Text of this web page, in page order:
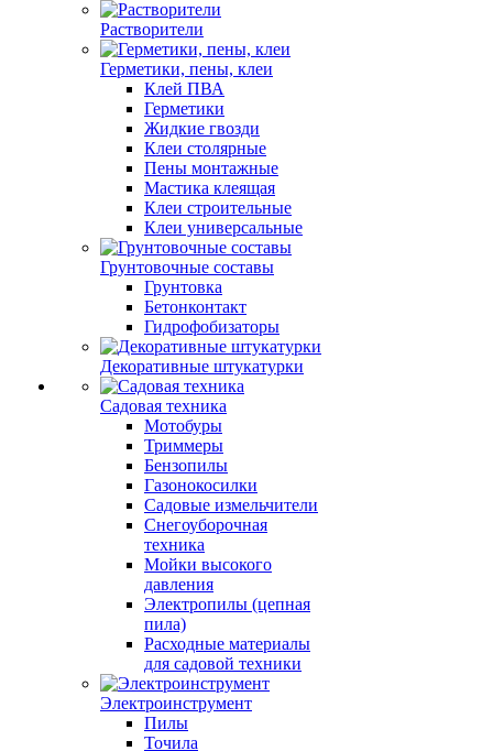
Растворители
Герметики, пены, клеи
Клей ПВА
Герметики
Жидкие гвозди
Клеи столярные
Пены монтажные
Мастика клеящая
Клеи строительные
Клеи универсальные
Грунтовочные составы
Грунтовка
Бетонконтакт
Гидрофобизаторы
Декоративные штукатурки
Садовая техника
Мотобуры
Триммеры
Бензопилы
Газонокосилки
Садовые измельчители
Снегоуборочная
техника
Мойки высокого
давления
Электропилы (цепная
пила)
Расходные материалы
для садовой техники
Электроинструмент
Пилы
Точила